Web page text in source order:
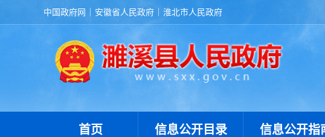
中国政府网 安徽省人民政府 淮北市人民政府
首页 信息公开目录 信息公开指